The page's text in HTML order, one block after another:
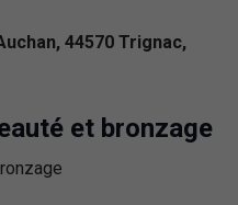
44570 Trignac,
et bronzage